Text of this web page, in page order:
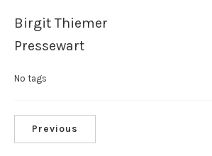
Birgit Thiemer
Pressewart
No tags
Previous